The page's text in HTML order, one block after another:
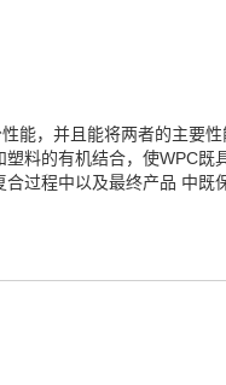
能，并且能将两者的主要
料的有机结合，使WPC
过程中以及最终产品 中